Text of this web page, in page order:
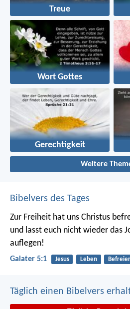
Treue
Wort Gottes
Gerechtigkeit
Weitere
Bibelvers des Tages
Zur Freiheit hat uns Christus
und lasst euch nicht wieder das
auflegen!
Galater 5:1 Jesus Leben Befreier
Täglich einen Bibelvers